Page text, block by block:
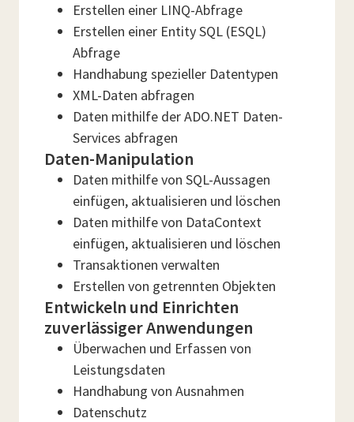
Erstellen einer LINQ-Abfrage
Erstellen einer Entity SQL (ESQL)
Abfrage
Handhabung spezieller Datentypen
XML-Daten abfragen
Daten mithilfe der ADO.NET Daten-
Services abfragen
Daten-Manipulation
Daten mithilfe von SQL-Aussagen
einfügen, aktualisieren und löschen
Daten mithilfe von DataContext
einfügen, aktualisieren und löschen
Transaktionen verwalten
Erstellen von getrennten Objekten
Entwickeln und Einrichten
zuverlässiger Anwendungen
Überwachen und Erfassen von
Leistungsdaten
Handhabung von Ausnahmen
Datenschutz